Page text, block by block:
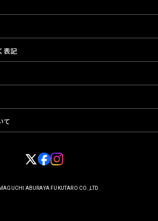
表記
て
ABURAYA FUKUTARO CO.,LTD.